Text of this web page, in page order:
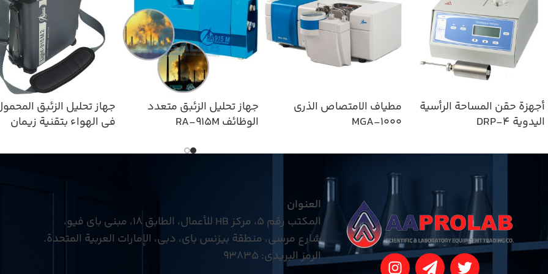
أجهزة حقن المساحة الرأسية
اليدوية DRP-4
مطياف الامتصاص الذري
MGA-1000
جهاز تحليل الزئبق متعدد
الوظائف RA-915M
جهاز تحليل الزئبق
في الهواء بتقنية زيمان
العنوان
المكتب رقم 5، مركز HB للأعمال، الطابق 18، مبنى باي فيو،
شارع مرسى، منطقة بيزنس باي، دبي، الإمارات العربية المتحدة.
الرمز البريدي: 93835